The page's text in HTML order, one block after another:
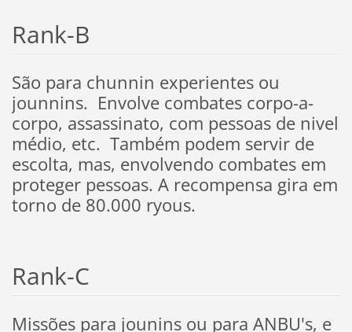
Rank-B
São para chunnin experientes ou
jounnins. Envolve combates corpo-a-
corpo, assassinato, com pessoas de nivel
médio, etc. Também podem servir de
escolta, mas, envolvendo combates em
proteger pessoas. A recompensa gira em
torno de 80.000 ryous.
Rank-C
Missões para jounins ou para ANBU's, e